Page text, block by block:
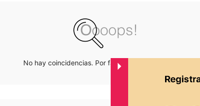
No hay coincidencias. Por favor inténtalo de nuevo.